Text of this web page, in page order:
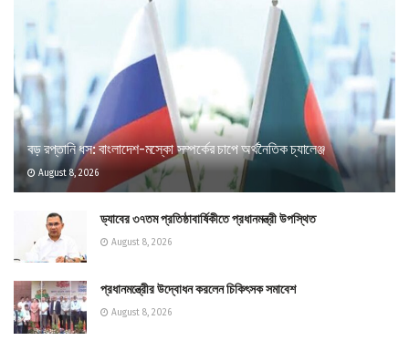
বড় রপ্তানি ধস: বাংলাদেশ-মস্কো সম্পর্কের চাপে অর্থনৈতিক চ্যালেঞ্জ
August 8, 2026
ড্যাবের ৩৭তম প্রতিষ্ঠাবার্ষিকীতে প্রধানমন্ত্রী উপস্থিত
August 8, 2026
প্রধানমন্ত্রীের উদ্বোধন করলেন চিকিৎসক সমাবেশ
August 8, 2026